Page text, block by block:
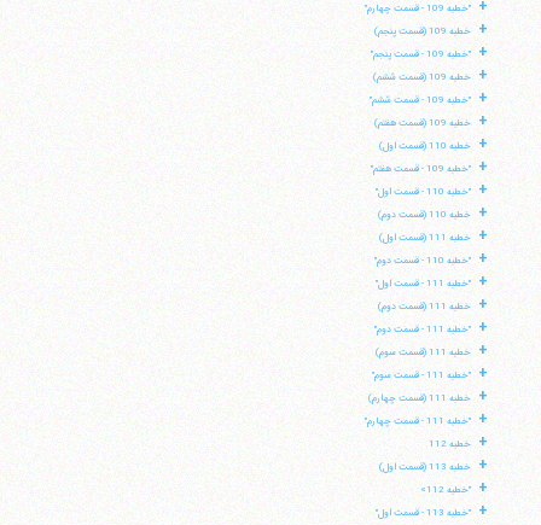
+ "خطبه 109 - قسمت چهارم"
+ خطبه 109 (قسمت پنجم)
+ "خطبه 109 - قسمت پنجم"
+ خطبه 109 (قسمت ششم)
+ "خطبه 109 - قسمت ششم"
+ خطبه 109 (قسمت هفتم)
+ خطبه 110 (قسمت اول)
+ "خطبه 109 - قسمت هفتم"
+ "خطبه 110 - قسمت اول"
+ خطبه 110 (قسمت دوم)
+ خطبه 111 (قسمت اول)
+ "خطبه 110 - قسمت دوم"
+ "خطبه 111 - قسمت اول"
+ خطبه 111 (قسمت دوم)
+ "خطبه 111 - قسمت دوم"
+ خطبه 111 (قسمت سوم)
+ "خطبه 111 - قسمت سوم"
+ خطبه 111 (قسمت چهارم)
+ "خطبه 111 - قسمت چهارم"
+ خطبه 112
+ خطبه 113 (قسمت اول)
+ "خطبه 112»
+ "خطبه 113 - قسمت اول"